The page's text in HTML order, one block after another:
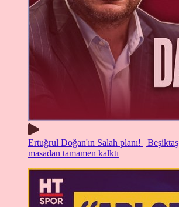
Ertuğrul Doğan'ın Salah planı! | Beşiktaş
masadan tamamen kalktı